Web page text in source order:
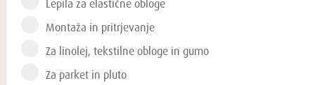
Lepila za elastične obloge
Montaža in pritrjevanje
Za linolej, tekstilne obloge in gumo
Za parket in pluto